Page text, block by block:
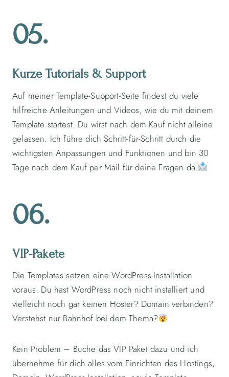
05.
Kurze Tutorials & Support
Auf meiner Template-Support-Seite findest du viele
hilfreiche Anleitungen und Videos, wie du mit deinem
Template startest. Du wirst nach dem Kauf nicht alleine
gelassen. Ich führe dich Schritt-für-Schritt durch die
wichtigsten Anpassungen und Funktionen und bin 30
Tage nach dem Kauf per Mail für deine Fragen da.
06.
VIP-Pakete
Die Templates setzen eine WordPress-Installation
voraus. Du hast WordPress noch nicht installiert und
vielleicht noch gar keinen Hoster? Domain verbinden?
Verstehst nur Bahnhof bei dem Thema?
Kein Problem – Buche das VIP Paket dazu und ich
übernehme für dich alles vom Einrichten des Hostings,